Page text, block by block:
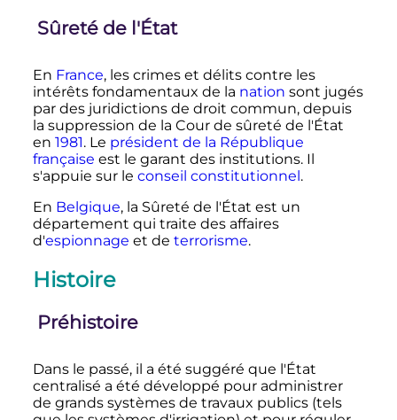
Sûreté de l'État
En France, les crimes et délits contre les
intérêts fondamentaux de la nation sont jugés
par des juridictions de droit commun, depuis
la suppression de la Cour de sûreté de l'État
en 1981. Le président de la République
française est le garant des institutions. Il
s'appuie sur le conseil constitutionnel .
En Belgique, la Sûreté de l'État est un
département qui traite des affaires
d'espionnage et de terrorisme.
Histoire
Préhistoire
Dans le passé, il a été suggéré que l'État
centralisé a été développé pour administrer
de grands systèmes de travaux publics (tels